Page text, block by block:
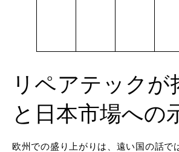
リペアテックが
と日本市場への
欧州での盛り上がりは、遠い国の話で